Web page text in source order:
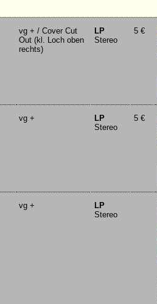
vg + / Cover Cut
Out (kl. Loch oben
rechts)
LP
Stereo
5 €
vg +
LP
Stereo
5 €
vg +
LP
Stereo